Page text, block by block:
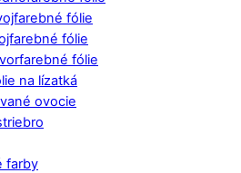
fólie
fólie
fólie
na lízatká
ovocie
farby